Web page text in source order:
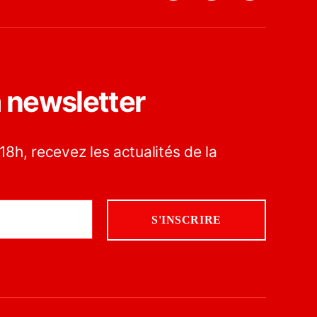
newsletter
recevez les actualités de la